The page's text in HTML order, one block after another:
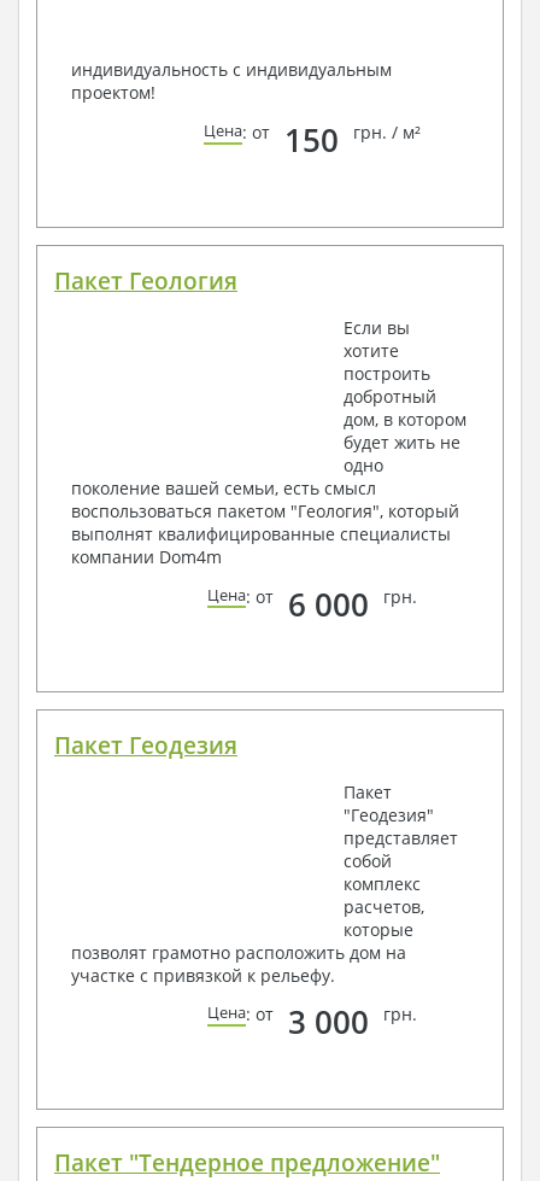
индивидуальность с индивидуальным
проектом!
Цена: от 150 грн. / м²
Пакет Геология
Если вы
хотите
построить
добротный
дом, в котором
будет жить не
одно
поколение вашей семьи, есть смысл
воспользоваться пакетом "Геология", который
выполнят квалифицированные специалисты
компании Dom4m
Цена: от 6 000 грн.
Пакет Геодезия
Пакет
"Геодезия"
представляет
собой
комплекс
расчетов,
которые
позволят грамотно расположить дом на
участке с привязкой к рельефу.
Цена: от 3 000 грн.
Пакет "Тендерное предложение"